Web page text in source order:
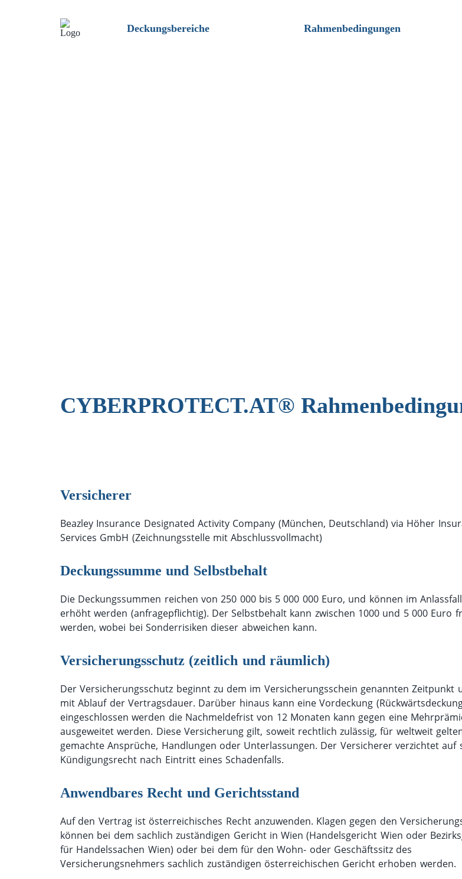
Deckungsbereiche Rahmenbedingungen
CYBERPROTECT.AT®
Versicherer
Beazley Insurance Designated Activity Company (München, Deutschland) via Höher
Services GmbH (Zeichnungsstelle mit Abschlussvollmacht)
Deckungssumme und Selbstbehalt
Die Deckungssummen reichen von 250 000 bis 5 000 000 Euro, und können im
erhöht werden (anfragepflichtig). Der Selbstbehalt kann zwischen 1000 und 5 000 Euro
werden, wobei bei Sonderrisiken dieser abweichen kann.
Versicherungsschutz (zeitlich und räumlich)
Der Versicherungsschutz beginnt zu dem im Versicherungsschein genannten Zeitpunkt
mit Ablauf der Vertragsdauer. Darüber hinaus kann eine Vordeckung
eingeschlossen werden die Nachmeldefrist von 12 Monaten kann gegen eine
ausgeweitet werden. Diese Versicherung gilt, soweit rechtlich zulässig, für weltweit
gemachte Ansprüche, Handlungen oder Unterlassungen. Der Versicherer verzichtet auf
Kündigungsrecht nach Eintritt eines Schadenfalls.
Anwendbares Recht und Gerichtsstand
Auf den Vertrag ist österreichisches Recht anzuwenden. Klagen gegen den
können bei dem sachlich zuständigen Gericht in Wien (Handelsgericht Wien oder
für Handelssachen Wien) oder bei dem für den Wohn- oder Geschäftssitz des
Versicherungsnehmers sachlich zuständigen österreichischen Gericht erhoben werden.